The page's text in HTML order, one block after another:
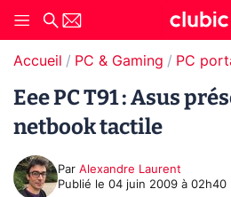
Accueil PC & Gaming PC
Eee PC T91 : Asus
netbook tactile
Par Alexandre Laurent
Publié le 04 juin 2009 à 02h40